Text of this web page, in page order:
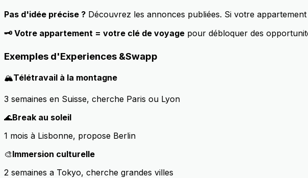
Pas d'idée précise ? Découvrez les annonces publiées. Si votre
🗝️ Votre appartement = votre clé de voyage pour débloquer des
Exemples d'Experiences &Swapp
🏔️Télétravail à la montagne
3 semaines en Suisse, cherche Paris ou Lyon
🌊Break au soleil
1 mois à Lisbonne, propose Berlin
🎨Immersion culturelle
2 semaines a Tokyo, cherche grandes villes